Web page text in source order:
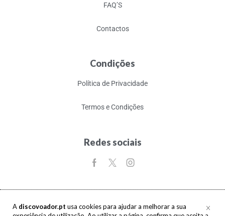
A discovoador.pt usa cookies para ajudar a melhorar a sua
FAQ’S
Contactos
Condições
Política de Privacidade
Termos e Condições
Redes sociais